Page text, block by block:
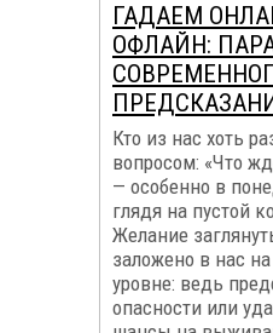
ГАДАЕМ
ОФЛАЙН:
Кто из нас хоть
вопросом: «Что
— особенно в
глядя на пустой
Желание
заложено в нас
уровне: ведь
опасности или